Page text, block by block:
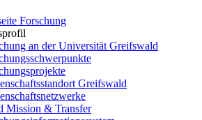
Forschung
an der Universität Greifswald
Greifswald
Mission & Transfer